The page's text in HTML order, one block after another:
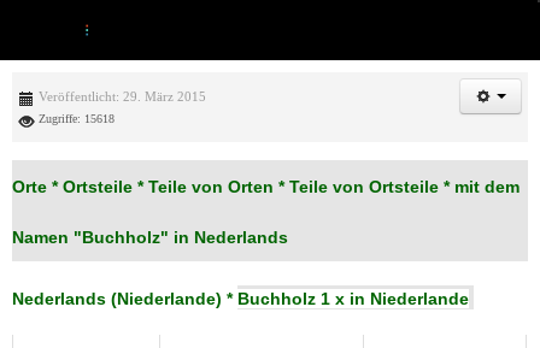
Veröffentlicht: 29. März 2015
Zugriffe: 15618
Orte * Ortsteile * Teile von Orten * Teile von Ortsteile * mit dem
Namen "Buchholz" in Nederlands
Nederlands (Niederlande) * Buchholz 1 x in Niederlande